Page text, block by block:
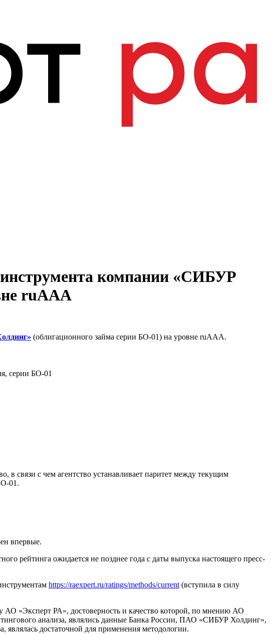
инструмента компании «СИБУР
ruАAA
(облигационного займа серии БО-01) на уровне ruААА.
серии БО-01
связи с чем агентство устанавливает паритет между текущим
01.
впервые.
рейтинга ожидается не позднее года с даты выпуска настоящего пресс-
https://raexpert.ru/ratings/methods/current (вступила в силу
«Эксперт РА», достоверность и качество которой, по мнению АО
анализа, являлись данные Банка России, ПАО «СИБУР Холдинг»,
достаточной для применения методологии.